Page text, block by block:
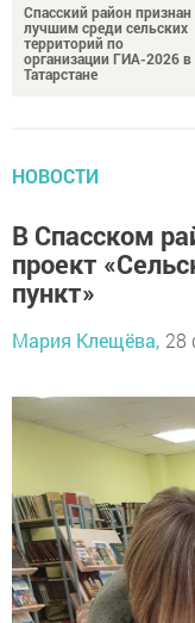
Спасский район признан
лучшим среди сельских
территорий по
организации ГИА-2026 в
Татарстане
НОВОСТИ
В Спасском
проект
пункт»
Мария Клещёва, 28